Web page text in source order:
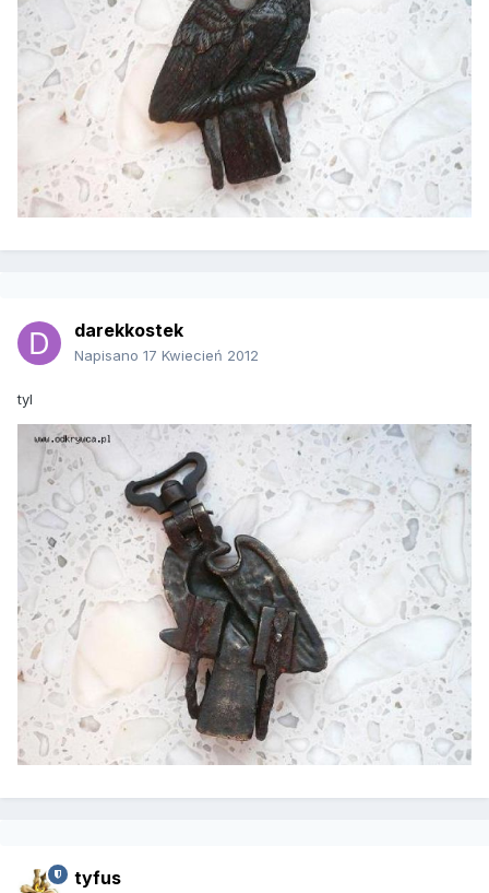
darekkostek
Napisano 17 Kwiecień 2012
tyl
tyfus